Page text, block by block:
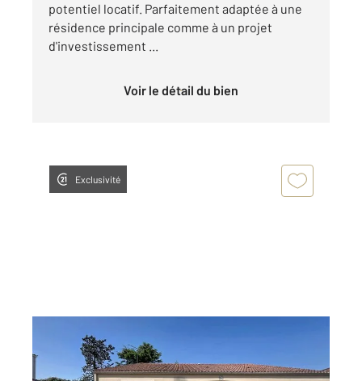
potentiel locatif. Parfaitement adaptée à une
résidence principale comme à un projet
d'investissement ...
Voir le détail du bien
Exclusivité
LUCON 85
107,73 m2, 4 pièces
Ref : 2143